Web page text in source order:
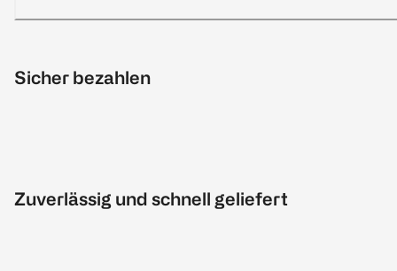
Sicher bezahlen
Zuverlässig und schnell geliefert